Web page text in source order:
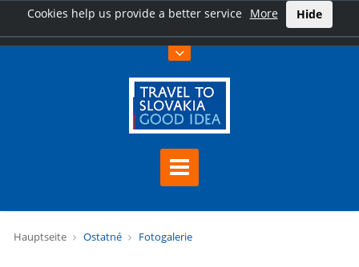
Cookies help us provide a better service More Hide
Hauptseite Ostatné Fotogalerie